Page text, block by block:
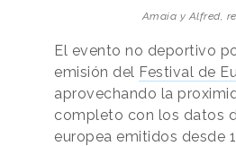
Amaia y Alfred,
El evento no deportivo
emisión del Festival de
aprovechando la
completo con los datos
europea emitidos desde